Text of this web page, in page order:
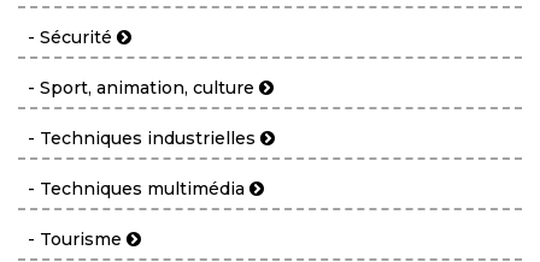
- Sécurité
- Sport, animation, culture
- Techniques industrielles
- Techniques multimédia
- Tourisme